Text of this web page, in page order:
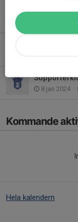
Fler nyheter
8 jan 2024
Kommande
Hela kalendern